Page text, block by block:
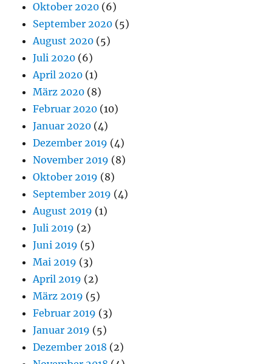
Oktober 2020 (6)
September 2020 (5)
August 2020 (5)
Juli 2020 (6)
April 2020 (1)
März 2020 (8)
Februar 2020 (10)
Januar 2020 (4)
Dezember 2019 (4)
November 2019 (8)
Oktober 2019 (8)
September 2019 (4)
August 2019 (1)
Juli 2019 (2)
Juni 2019 (5)
Mai 2019 (3)
April 2019 (2)
März 2019 (5)
Februar 2019 (3)
Januar 2019 (5)
Dezember 2018 (2)